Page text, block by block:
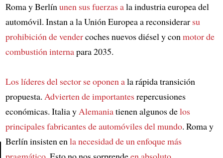
Roma y Berlínunen sus fuerzas ala industria europea del
automóvil. Instan a la Unión Europea a reconsiderar su
prohibición de vendercoches nuevos diésel y conmotor de
combustión internapara 2035.
Los líderes del sector se oponen ala rápida transición
propuesta. Advierten de importantesrepercusiones
económicas. Italia yAlemaniatienen algunos delos
principales fabricantes de automóviles del mundo. Roma y
Berlín insisten enla necesidad de un enfoque más